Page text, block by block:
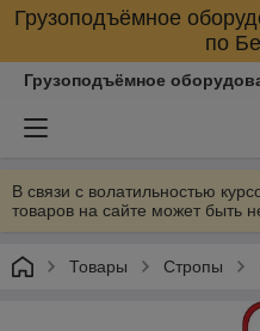
Грузоподъёмное
по
Грузоподъёмное
В связи с волатильностью
товаров на сайте может быть
Товары Стропы